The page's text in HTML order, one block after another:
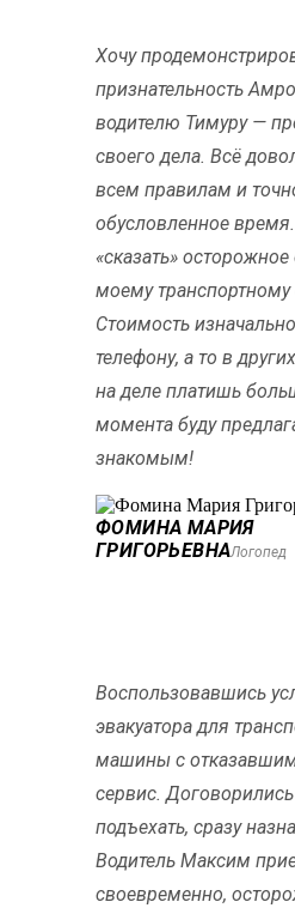
Хочу
признательность
водителю Тимуру —
своего дела. Всё
всем правилам и
обусловленное
«сказать»
моему транспортному
Стоимость
телефону, а то в
на деле платишь
момента буду
знакомым!
ФОМИНА МАРИЯ
ГРИГОРЬЕВНАЛогопед
Воспользовавшись
эвакуатора для
машины с
сервис.
подъехать, сразу
Водитель Максим
своевременно,